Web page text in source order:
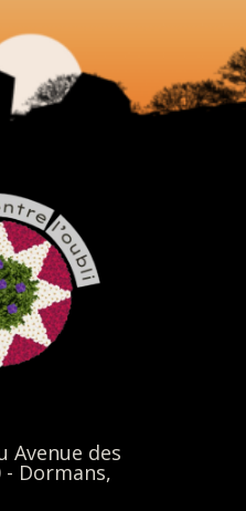
Avenue des
Dormans,